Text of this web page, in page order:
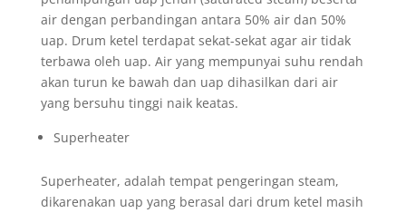
air dengan perbandingan antara 50% air dan 50%
uap. Drum ketel terdapat sekat-sekat agar air tidak
terbawa oleh uap. Air yang mempunyai suhu rendah
akan turun ke bawah dan uap dihasilkan dari air
yang bersuhu tinggi naik keatas.
Superheater
Superheater, adalah tempat pengeringan steam,
dikarenakan uap yang berasal dari drum ketel masih